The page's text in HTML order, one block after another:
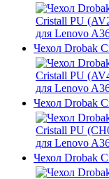
Чехол Drobak
Чехол Drobak
Чехол Drobak